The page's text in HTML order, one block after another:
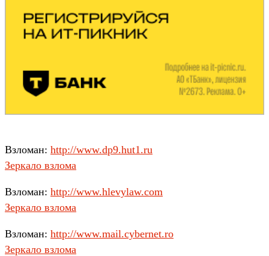
Взломан: http://www.dp9.hut1.ru
Зеркало взлома
Взломан: http://www.hlevylaw.com
Зеркало взлома
Взломан: http://www.mail.cybernet.ro
Зеркало взлома